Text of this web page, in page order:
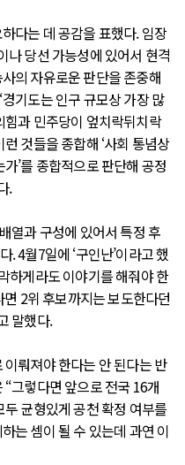
다는 데 공감을 표했다. 임장
나 당선 가능성에 있어서 현격
의 자유로운 판단을 존중해
기도는 인구 규모상 가장 많
과 민주당이 엎치락뒤치락
것들을 종합해 ‘사회 통념상
’를 종합적으로 판단해 공정
.
열과 구성에 있어서 특정 후
4월7일에 ‘구인난’이라고 했
하게라도 이야기를 해줘야 한
2위 후보까지는 보도한다던
말했다.
뤄져야 한다는 안 된다는 반
그렇다면 앞으로 전국 16개
균형있게 공천 확정 여부를
는 셈이 될 수 있는데 과연 이